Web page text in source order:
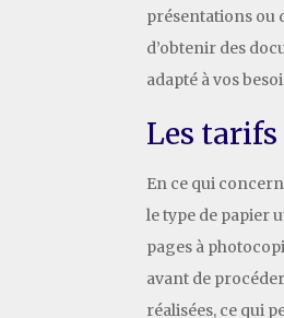
présentations ou
d’obtenir des
adapté à vos
Les tarifs
En ce qui
le type de papier
pages à
avant de
réalisées, ce qui